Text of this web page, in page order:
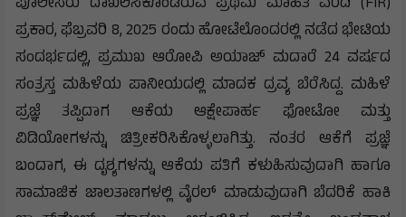
ಪ್ರಕಾರ, ಫೆಬ್ರವರಿ 8, 2025 ರಂದು ಹೋಟೆಲೊಂದರಲ್ಲಿ ನಡೆದ ಭೇಟಿಯ
ಸಂದರ್ಭದಲ್ಲಿ, ಪ್ರಮುಖ ಆರೋಪಿ ಅಯಾಜ್ ಮದಾರೆ 24 ವರ್ಷದ
ಸಂತ್ರಸ್ತ ಮಹಿಳೆಯ ಪಾನೀಯದಲ್ಲಿ ಮಾದಕ ದ್ರವ್ಯ ಬೆರೆಸಿದ್ದ. ಮಹಿಳೆ
ಪ್ರಜ್ಞೆ ತಪ್ಪಿದಾಗ ಆಕೆಯ ಆಕ್ಷೇಪಾರ್ಹ ಫೋಟೋ ಮತ್ತು
ವಿಡಿಯೋಗಳನ್ನು ಚಿತ್ರೀಕರಿಸಿಕೊಳ್ಳಲಾಗಿತ್ತು. ನಂತರ ಆಕೆಗೆ ಪ್ರಜ್ಞೆ
ಬಂದಾಗ, ಈ ದೃಶ್ಯಗಳನ್ನು ಆಕೆಯ ಪತಿಗೆ ಕಳುಹಿಸುವುದಾಗಿ ಹಾಗೂ
ಸಾಮಾಜಿಕ ಜಾಲತಾಣಗಳಲ್ಲಿ ವೈರಲ್ ಮಾಡುವುದಾಗಿ ಬೆದರಿಕೆ ಹಾಕಿ